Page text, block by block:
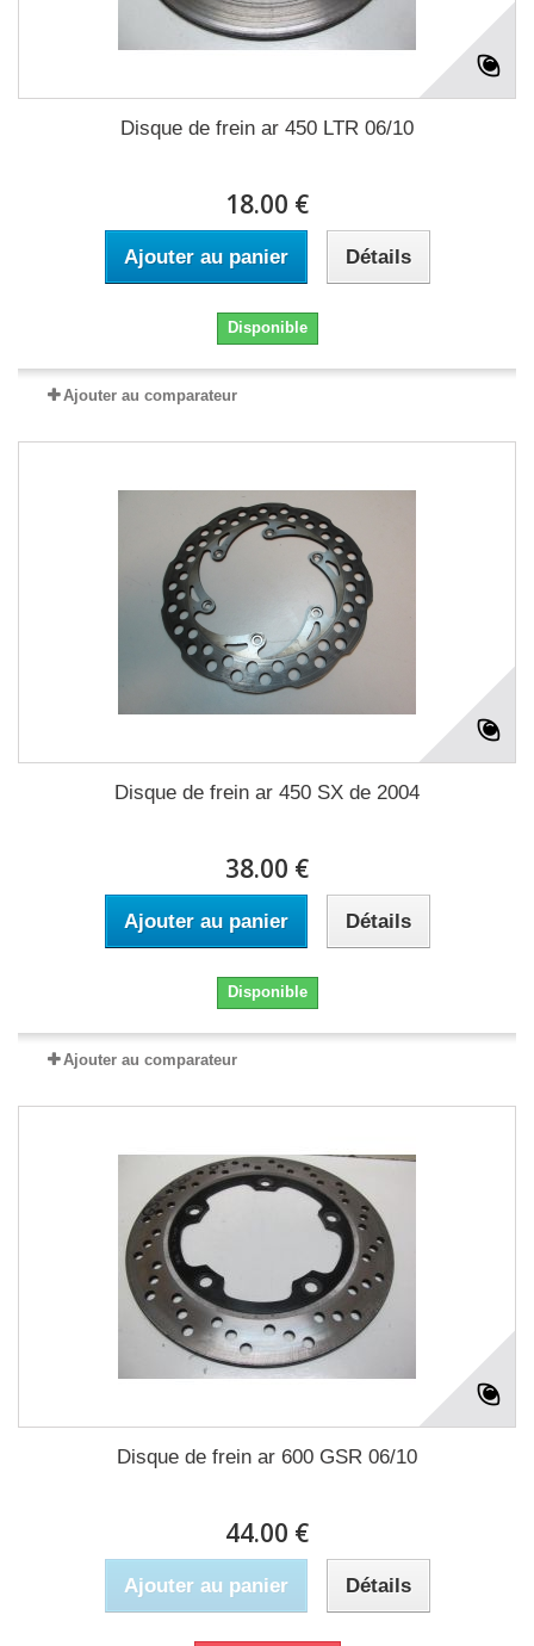
Disque de frein ar 450 LTR 06/10
18.00 €
Ajouter au panier Détails
Disponible
Ajouter au comparateur
Disque de frein ar 450 SX de 2004
38.00 €
Ajouter au panier Détails
Disponible
Ajouter au comparateur
Disque de frein ar 600 GSR 06/10
44.00 €
Ajouter au panier Détails